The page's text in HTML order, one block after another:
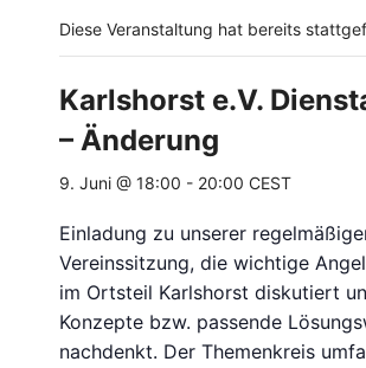
Diese Veranstaltung hat bereits
Karlshorst e.V.
– Änderung
9. Juni @ 18:00 - 20:00 CEST
Einladung zu unserer
Vereinssitzung, die wichtige
im Ortsteil Karlshorst diskutiert
Konzepte bzw. passende
nachdenkt. Der Themenkreis